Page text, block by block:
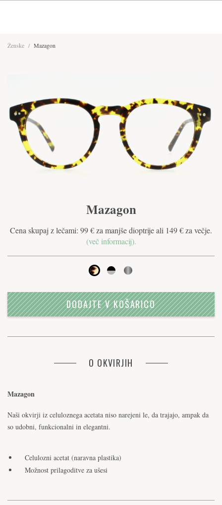
Ženske / Mazagon
Mazagon
Cena skupaj z lečami: 99 € za manjše dioptrije ali 149 € za večje.
(več informacij).
DODAJTE V KOŠARICO
O OKVIRJIH
Mazagon
Naši okvirji iz celuloznega acetata niso narejeni le, da trajajo, ampak da
so udobni, funkcionalni in elegantni.
Celulozni acetat (naravna plastika)
Možnost prilagoditve za ušesi